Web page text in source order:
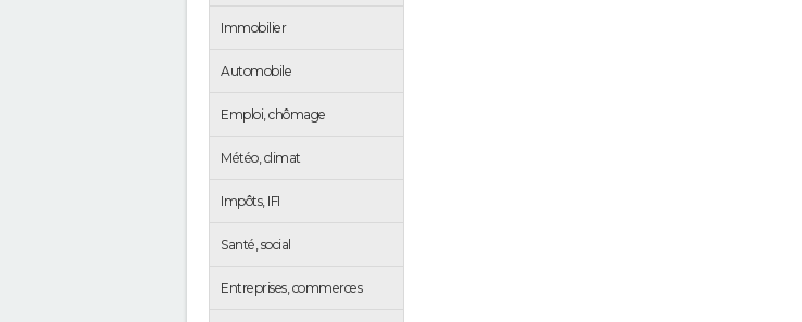
Immobilier
Automobile
Emploi, chômage
Météo, climat
Impôts, IFI
Santé, social
Entreprises, commerces